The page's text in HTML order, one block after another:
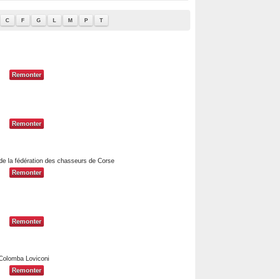
C F G L M P T
Remonter
Remonter
la fédération des chasseurs de Corse
Remonter
Remonter
Loviconi
Remonter